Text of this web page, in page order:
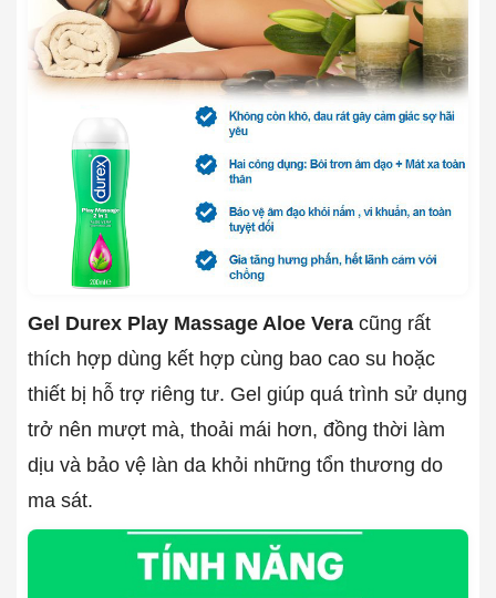
Gel Durex Play Massage Aloe Vera cũng rất
thích hợp dùng kết hợp cùng bao cao su hoặc
thiết bị hỗ trợ riêng tư. Gel giúp quá trình sử dụng
trở nên mượt mà, thoải mái hơn, đồng thời làm
dịu và bảo vệ làn da khỏi những tổn thương do
ma sát.